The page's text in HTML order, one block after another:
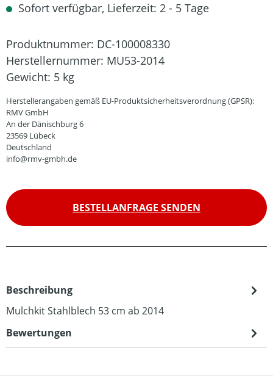
Sofort verfügbar, Lieferzeit: 2 - 5 Tage
Produktnummer: DC-100008330
Herstellernummer: MU53-2014
Gewicht: 5 kg
Herstellerangaben gemäß EU-Produktsicherheitsverordnung (GPSR):
RMV GmbH
An der Dänischburg 6
23569 Lübeck
Deutschland
info@rmv-gmbh.de
BESTELLANFRAGE SENDEN
Beschreibung
Mulchkit Stahlblech 53 cm ab 2014
Bewertungen